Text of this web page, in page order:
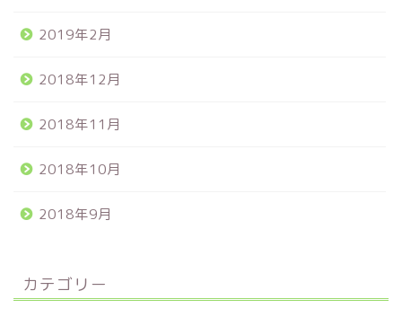
2019年2月
2018年12月
2018年11月
2018年10月
2018年9月
カテゴリー